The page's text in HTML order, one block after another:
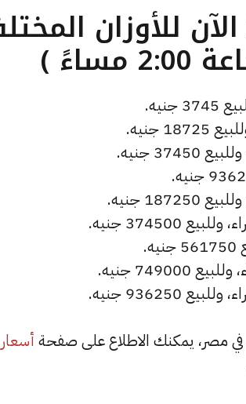
ما هو سعر الذهب عيار 21 الآن للأوزان
أسعار